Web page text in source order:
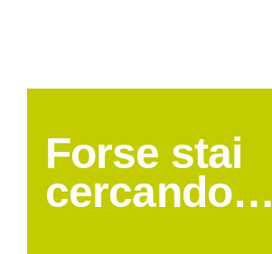
Forse stai
cercando…